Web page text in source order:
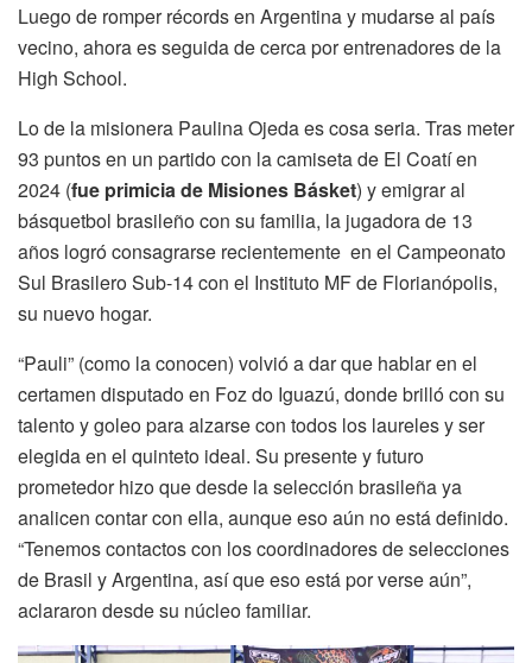
Luego de romper récords en Argentina y mudarse al país
vecino, ahora es seguida de cerca por entrenadores de la
High School.
Lo de la misionera Paulina Ojeda es cosa seria. Tras meter
93 puntos en un partido con la camiseta de El Coatí en
2024 (fue primicia de Misiones Básket) y emigrar al
básquetbol brasileño con su familia, la jugadora de 13
años logró consagrarse recientemente en el Campeonato
Sul Brasilero Sub-14 con el Instituto MF de Florianópolis,
su nuevo hogar.
“Pauli” (como la conocen) volvió a dar que hablar en el
certamen disputado en Foz do Iguazú, donde brilló con su
talento y goleo para alzarse con todos los laureles y ser
elegida en el quinteto ideal. Su presente y futuro
prometedor hizo que desde la selección brasileña ya
analicen contar con ella, aunque eso aún no está definido.
“Tenemos contactos con los coordinadores de selecciones
de Brasil y Argentina, así que eso está por verse aún”,
aclararon desde su núcleo familiar.